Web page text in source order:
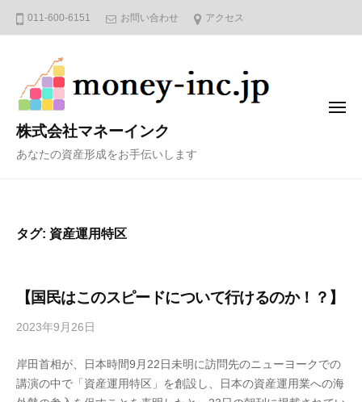
011-600-6151 お問い合わせ アクセス
株式会社マネーインク
あなたの資産形成をお手伝いします
メ
タグ: 資産運用特区
【国民はこのスピードについて行けるのか！？】
2023年9月26日
4
6
岸田首相が、日本時間9月22日未明に訪問先のニューヨークでの
講演の中で「資産運用特区」を創設し、日本の資産運用業への海